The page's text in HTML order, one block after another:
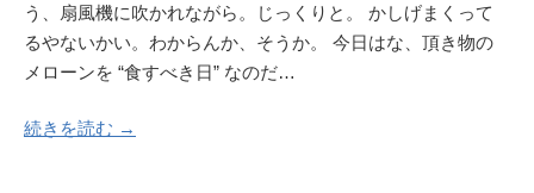
う、扇風機に吹かれながら。じっくりと。 かしげまくって
るやないかい。わからんか、そうか。 今日はな、頂き物の
メローンを “食すべき日” なのだ…
続きを読む →